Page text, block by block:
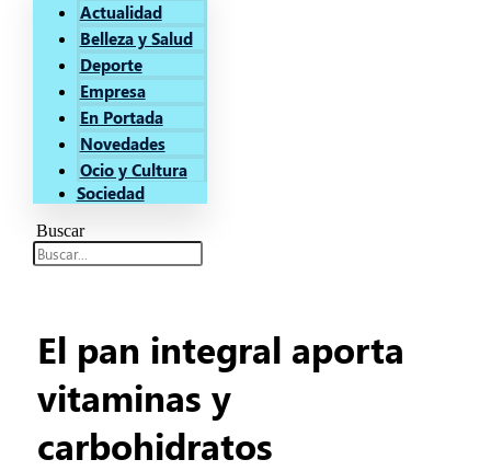
Actualidad
Belleza y Salud
Deporte
Empresa
En Portada
Novedades
Ocio y Cultura
Sociedad
Buscar
El pan integral aporta
vitaminas y
carbohidratos